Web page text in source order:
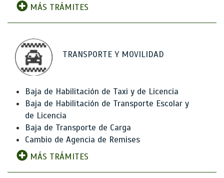
MÁS TRÁMITES
TRANSPORTE Y MOVILIDAD
Baja de Habilitación de Taxi y de Licencia
Baja de Habilitación de Transporte Escolar y
de Licencia
Baja de Transporte de Carga
Cambio de Agencia de Remises
MÁS TRÁMITES